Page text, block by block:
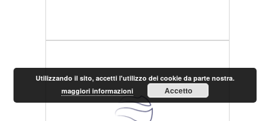
Utilizzando il sito, accetti l'utilizzo dei cookie da parte nostra.
maggiori informazioni
Accetto